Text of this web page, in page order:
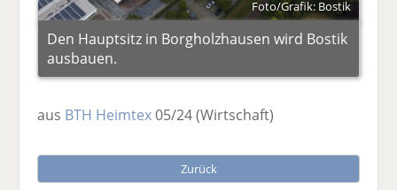
Foto/Grafik: Bostik
Den Hauptsitz in Borgholzhausen wird Bostik
ausbauen.
aus BTH Heimtex05/24(Wirtschaft)
Zurück